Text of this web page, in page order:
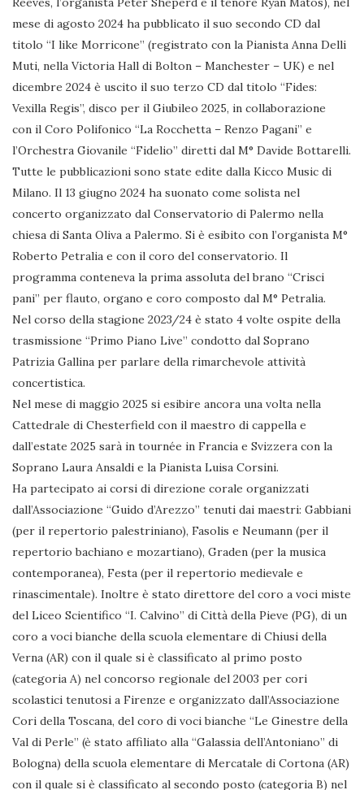
mese di agosto 2024 ha pubblicato il suo secondo CD dal
titolo “I like Morricone” (registrato con la Pianista Anna Delli
Muti, nella Victoria Hall di Bolton – Manchester – UK) e nel
dicembre 2024 è uscito il suo terzo CD dal titolo “Fides:
Vexilla Regis”, disco per il Giubileo 2025, in collaborazione
con il Coro Polifonico “La Rocchetta – Renzo Pagani” e
l’Orchestra Giovanile “Fidelio” diretti dal M° Davide Bottarelli.
Tutte le pubblicazioni sono state edite dalla Kicco Music di
Milano. Il 13 giugno 2024 ha suonato come solista nel
concerto organizzato dal Conservatorio di Palermo nella
chiesa di Santa Oliva a Palermo. Si è esibito con l’organista M°
Roberto Petralia e con il coro del conservatorio. Il
programma conteneva la prima assoluta del brano “Crisci
pani” per flauto, organo e coro composto dal M° Petralia.
Nel corso della stagione 2023/24 è stato 4 volte ospite della
trasmissione “Primo Piano Live” condotto dal Soprano
Patrizia Gallina per parlare della rimarchevole attività
concertistica.
Nel mese di maggio 2025 si esibire ancora una volta nella
Cattedrale di Chesterfield con il maestro di cappella e
dall’estate 2025 sarà in tournée in Francia e Svizzera con la
Soprano Laura Ansaldi e la Pianista Luisa Corsini.
Ha partecipato ai corsi di direzione corale organizzati
dall’Associazione “Guido d’Arezzo” tenuti dai maestri: Gabbiani
(per il repertorio palestriniano), Fasolis e Neumann (per il
repertorio bachiano e mozartiano), Graden (per la musica
contemporanea), Festa (per il repertorio medievale e
rinascimentale). Inoltre è stato direttore del coro a voci miste
del Liceo Scientifico “I. Calvino” di Città della Pieve (PG), di un
coro a voci bianche della scuola elementare di Chiusi della
Verna (AR) con il quale si è classificato al primo posto
(categoria A) nel concorso regionale del 2003 per cori
scolastici tenutosi a Firenze e organizzato dall’Associazione
Cori della Toscana, del coro di voci bianche “Le Ginestre della
Val di Perle” (è stato affiliato alla “Galassia dell’Antoniano” di
Bologna) della scuola elementare di Mercatale di Cortona (AR)
con il quale si è classificato al secondo posto (categoria B) nel